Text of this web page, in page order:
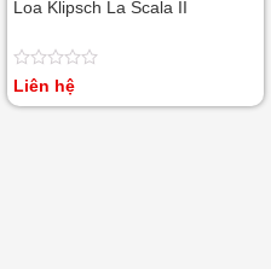
Loa Klipsch La Scala II
Được
Liên hệ